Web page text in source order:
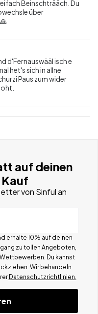
Beinschträäch. Du
über
d'Fernauswääl isch e
het's sich in allne
Paus zum wider
auf deinen
von Sinful an
erhalte 10% auf deinen
zu tollen Angeboten,
Du kannst
Wir behandeln
Datenschutzrichtlinien.